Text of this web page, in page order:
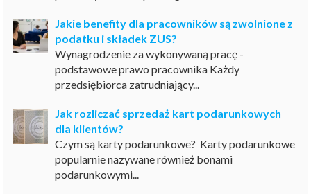
Jakie benefity dla pracowników są zwolnione z
podatku i składek ZUS?
Wynagrodzenie za wykonywaną pracę -
podstawowe prawo pracownika Każdy
przedsiębiorca zatrudniający...
Jak rozliczać sprzedaż kart podarunkowych
dla klientów?
Czym są karty podarunkowe? Karty podarunkowe
popularnie nazywane również bonami
podarunkowymi...